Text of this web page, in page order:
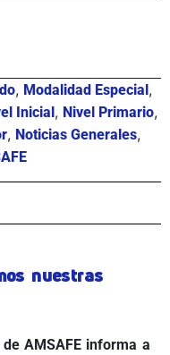
, Modalidad Especial,
Inicial, Nivel Primario,
, Noticias Generales,
nuestras
AMSAFE informa a